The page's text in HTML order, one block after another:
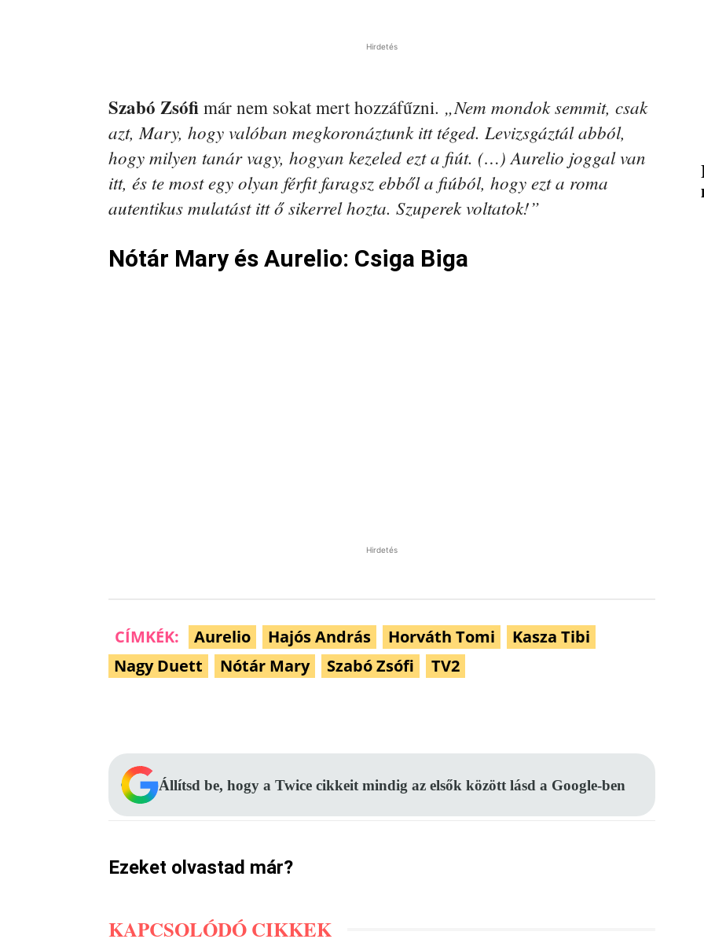
Hirdetés
Szabó Zsófi már nem sokat mert hozzáfűzni. „Nem mondok semmit, csak
azt, Mary, hogy valóban megkoronáztunk itt téged. Levizsgáztál abból,
hogy milyen tanár vagy, hogyan kezeled ezt a fiút. (…) Aurelio joggal van
itt, és te most egy olyan férfit faragsz ebből a fiúból, hogy ezt a roma
autentikus mulatást itt ő sikerrel hozta. Szuperek voltatok!”
Nótár Mary és Aurelio: Csiga Biga
Hirdetés
CÍMKÉK: Aurelio Hajós András Horváth Tomi
Kasza Tibi
Nagy Duett
Nótár Mary Szabó Zsófi TV2
Állítsd be, hogy a Twice cikkeit mindig az elsők között lásd a Google-ben
Ezeket olvastad már?
KAPCSOLÓDÓ CIKKEK